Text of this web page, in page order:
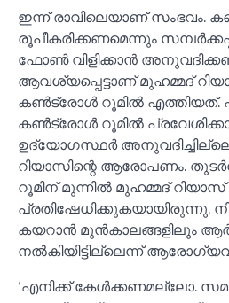
ഇന്ന് രാവിലെയാണ് സംഭവം.
രൂപീകരിക്കണമെന്നും
ഫോണ്‍ വിളിക്കാന്‍
ആവശ്യപ്പെട്ടാണ് മുഹമ്മദ്
കണ്‍ട്രോള്‍ റൂമില്‍ എത്തിയത്.
കണ്‍ട്രോള്‍ റൂമില്‍
ഉദ്യോഗസ്ഥര്‍
റിയാസിന്റെ ആരോപണം.
റൂമിന് മുന്നില്‍ മുഹമ്മദ്
പ്രതിഷേധിക്കുകയായിരുന്നു.
കയറാന്‍ മുന്‍കാലങ്ങളിലും
നല്‍കിയിട്ടില്ലെന്ന്
‘എനിക്ക് കേള്‍ക്കണമല്ലോ.